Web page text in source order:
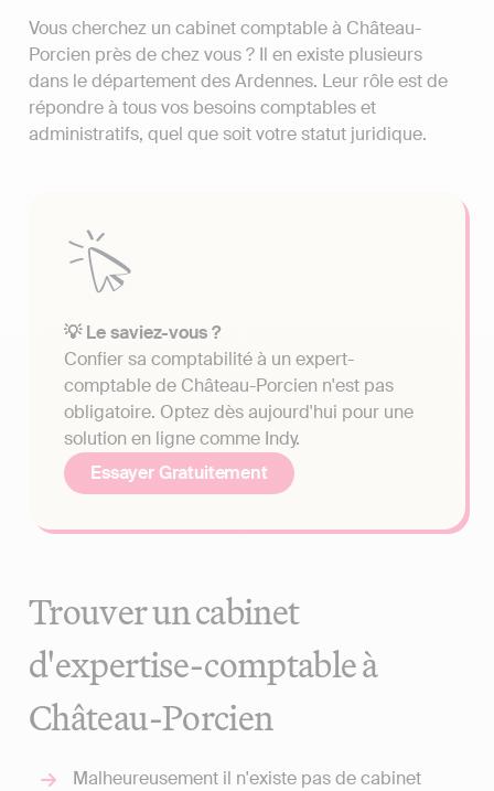
Vous cherchez un cabinet comptable à Château-
Porcien près de chez vous ? Il en existe plusieurs
dans le département des Ardennes. Leur rôle est de
répondre à tous vos besoins comptables et
administratifs, quel que soit votre statut juridique.
💡 Le saviez-vous ?
Confier sa comptabilité à un expert-
comptable de Château-Porcien n'est pas
obligatoire. Optez dès aujourd'hui pour une
solution en ligne comme Indy.
Essayer Gratuitement
Trouver un cabinet
d'expertise-comptable à
Château-Porcien
Malheureusement il n'existe pas de cabinet